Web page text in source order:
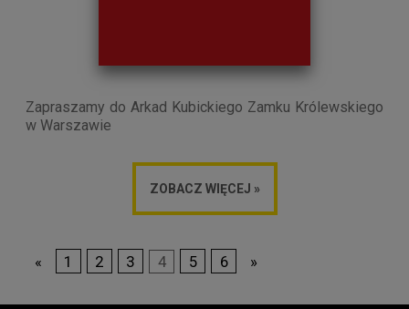
Zapraszamy do Arkad Kubickiego Zamku Królewskiego
w Warszawie
ZOBACZ WIĘCEJ »
« 1 2 3 4 5 6 »